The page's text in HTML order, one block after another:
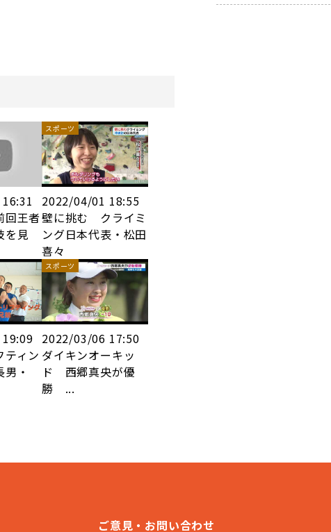
回王者
を見
スポーツ
2022/04/01 18:55
壁に挑む クライミ
ング日本代表・松田
喜々
ティン
・
スポーツ
2022/03/06 17:50
ダイキンオーキッ
ド 西郷真央が優
勝 ...
ご意見・お問い合わせ